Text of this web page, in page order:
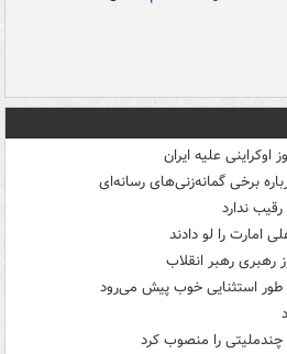
علیه ایران
برخی گمانه‌زنی‌های رسانه‌ای
ندارد
امارت را لو دادند
طور استثنایی خوب پیش می‌رود
چندملیتی را منصوب کرد